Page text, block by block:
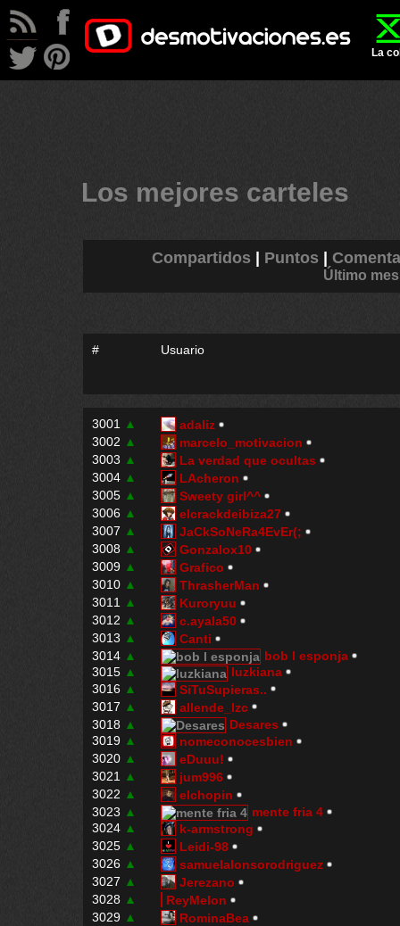
La
Los mejores carteles
Compartidos Puntos
Último mes
# Usuario
3001 ▲
adaliz
3002 ▲
marcelo_motivacion
3003 ▲
La verdad que ocultas
3004 ▲
LAcheron
3005 ▲
Sweety girl^^
3006 ▲
elcrackdeibiza27
3007 ▲
JaCkSoNeRa4EvEr(;
3008 ▲
Gonzalox10
3009 ▲
Grafico
3010 ▲
ThrasherMan
3011
▲
Kuroryuu
3012 ▲
c.ayala50
3013 ▲
Canti
3014 ▲
bob l esponja
3015 ▲
luzkiana
3016 ▲
SiTuSupieras..
3017 ▲
allende_lzc
3018 ▲
Desares
3019 ▲
nomeconocesbien
3020 ▲
eDuuu!
3021
▲
jum996
3022 ▲
elchopin
3023 ▲
mente fria 4
3024 ▲
k-armstrong
3025 ▲
Leidi-98
3026 ▲
samuelalonsorodriguez
3027 ▲
Jerezano
3028 ▲
ReyMelon
3029 ▲
RominaBea